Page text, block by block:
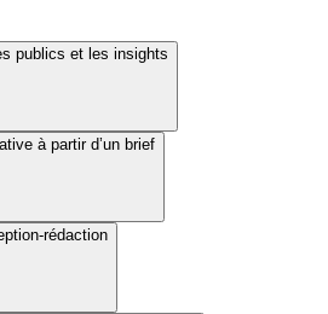
publics et les insights
à partir d’un brief
rédaction